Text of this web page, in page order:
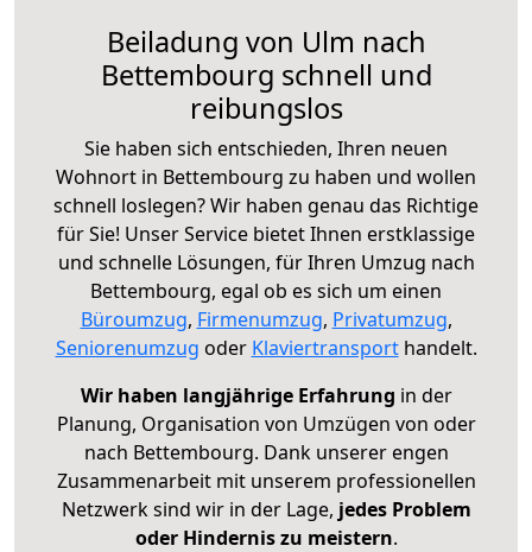
Beiladung von Ulm nach
Bettembourg schnell und
reibungslos
Sie haben sich entschieden, Ihren neuen
Wohnort in Bettembourg zu haben und wollen
schnell loslegen? Wir haben genau das Richtige
für Sie! Unser Service bietet Ihnen erstklassige
und schnelle Lösungen, für Ihren Umzug nach
Bettembourg, egal ob es sich um einen
Büroumzug, Firmenumzug, Privatumzug,
Seniorenumzug oder Klaviertransporthandelt.
Wir haben langjährige Erfahrung in der
Planung, Organisation von Umzügen von oder
nach Bettembourg. Dank unserer engen
Zusammenarbeit mit unserem professionellen
Netzwerk sind wir in der Lage, jedes Problem
oder Hindernis zu meistern.